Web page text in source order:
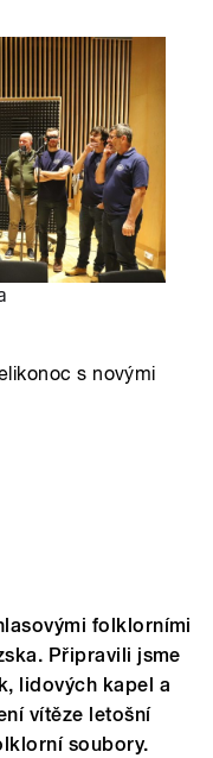
s novými
folklorními
Připravili jsme
lidových kapel a
vítěze letošní
soubory.